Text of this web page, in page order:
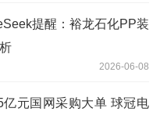
提醒：裕龙石化PP装
2026-06-08
亿元国网采购大单 球冠电